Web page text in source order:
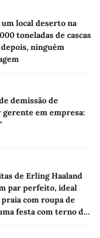
local deserto na
toneladas de cascas
ninguém
demissão de
em empresa:
de Erling Haaland
par perfeito, ideal
com roupa de
festa com terno de